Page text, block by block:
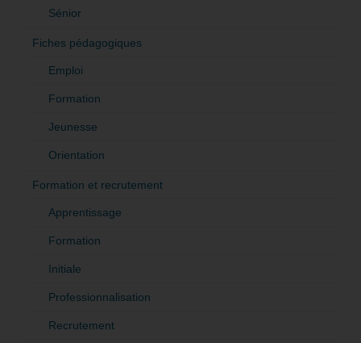
Sénior
Fiches pédagogiques
Emploi
Formation
Jeunesse
Orientation
Formation et recrutement
Apprentissage
Formation
Initiale
Professionnalisation
Recrutement